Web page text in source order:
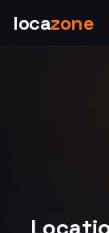
locazone